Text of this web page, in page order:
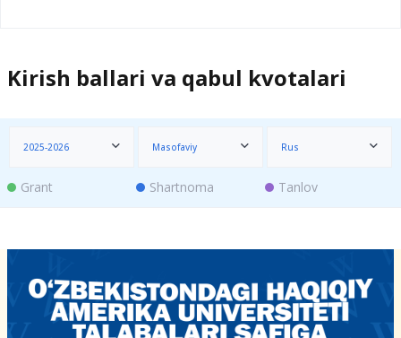
Kirish ballari va qabul kvotalari
2025-2026 Masofaviy Rus
Grant Shartnoma Tanlov